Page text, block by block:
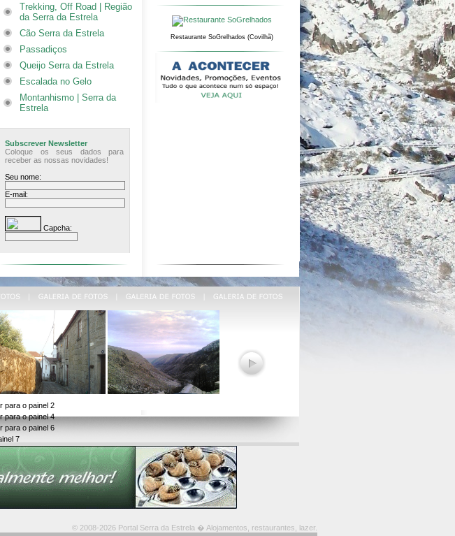
Trekking, Off Road | Região
da Serra da Estrela
Cão Serra da Estrela
Passadiços
Queijo Serra da Estrela
Escalada no Gelo
Montanhismo | Serra da
Estrela
Subscrever Newsletter
Coloque os seus dados para
receber as nossas novidades!
Seu nome:
E-mail:
Capcha:
Restaurante SoGrelhados (Covilhã)
© 2008-2026 Portal Serra da Estrela � Alojamentos, restaurantes, lazer.